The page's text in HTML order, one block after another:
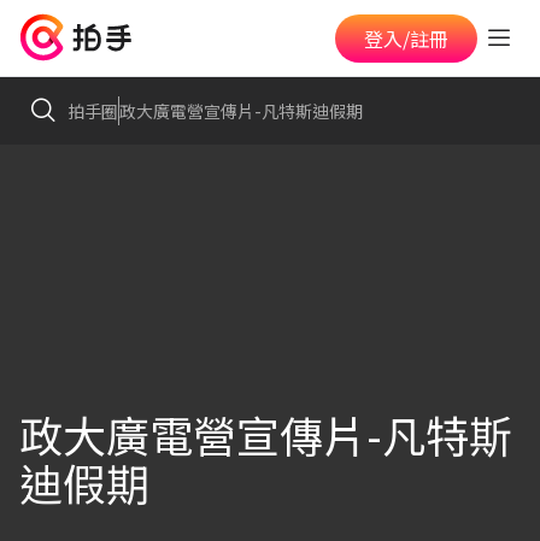
登入/註冊
拍手圈政大廣電營宣傳片-凡特斯迪假期
政大廣電營宣傳片-凡特斯
迪假期